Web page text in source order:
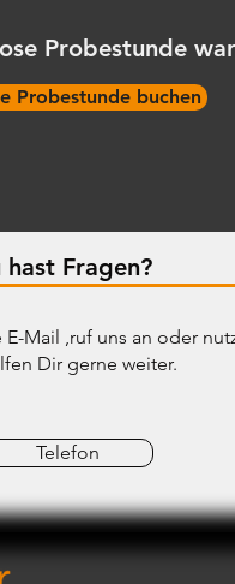
Probestunde
Probestunde buchen
hast Fragen?
Mail ,ruf uns an oder
Dir gerne weiter.
Telefon